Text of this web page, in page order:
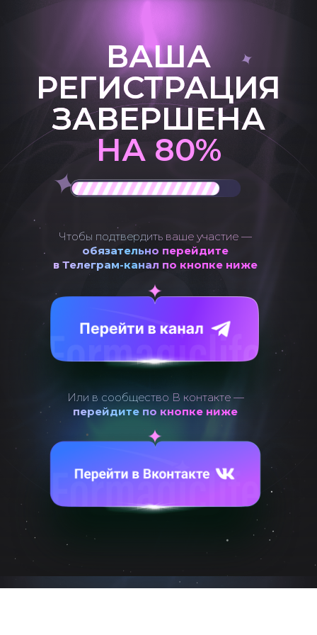
Чтобы подтвердить ваше участие —
обязательно перейдите
в Телеграм-канал по кнопке ниже
Или в сообщество В контакте —
перейдите по кнопке ниже
ВАША
РЕГИСТРАЦИЯ
ЗАВЕРШЕНА
НА 80%